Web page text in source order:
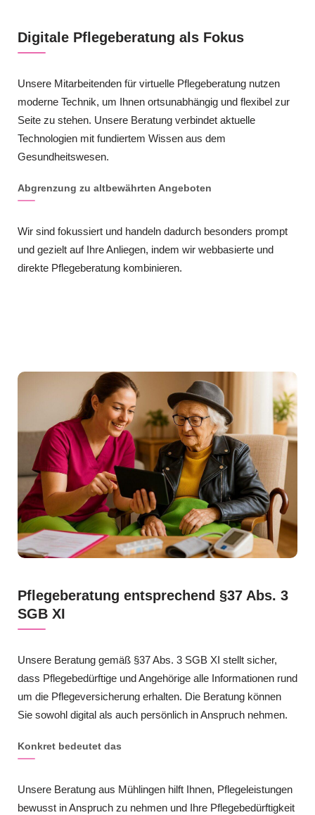
Digitale Pflegeberatung als Fokus
Unsere Mitarbeitenden für virtuelle Pflegeberatung nutzen
moderne Technik, um Ihnen ortsunabhängig und flexibel zur
Seite zu stehen. Unsere Beratung verbindet aktuelle
Technologien mit fundiertem Wissen aus dem
Gesundheitswesen.
Abgrenzung zu altbewährten Angeboten
Wir sind fokussiert und handeln dadurch besonders prompt
und gezielt auf Ihre Anliegen, indem wir webbasierte und
direkte Pflegeberatung kombinieren.
Pflegeberatung entsprechend §37 Abs. 3
SGB XI
Unsere Beratung gemäß §37 Abs. 3 SGB XI stellt sicher,
dass Pflegebedürftige und Angehörige alle Informationen rund
um die Pflegeversicherung erhalten. Die Beratung können
Sie sowohl digital als auch persönlich in Anspruch nehmen.
Konkret bedeutet das
Unsere Beratung aus Mühlingen hilft Ihnen, Pflegeleistungen
bewusst in Anspruch zu nehmen und Ihre Pflegebedürftigkeit